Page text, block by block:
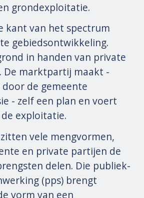
grondexploitatie.
kant van het spectrum
gebiedsontwikkeling.
in handen van private
De marktpartij maakt -
door de gemeente
- zelf een plan en voert
exploitatie.
vele mengvormen,
en private partijen de
delen. Die publiek-
(pps) brengt
vorm van een